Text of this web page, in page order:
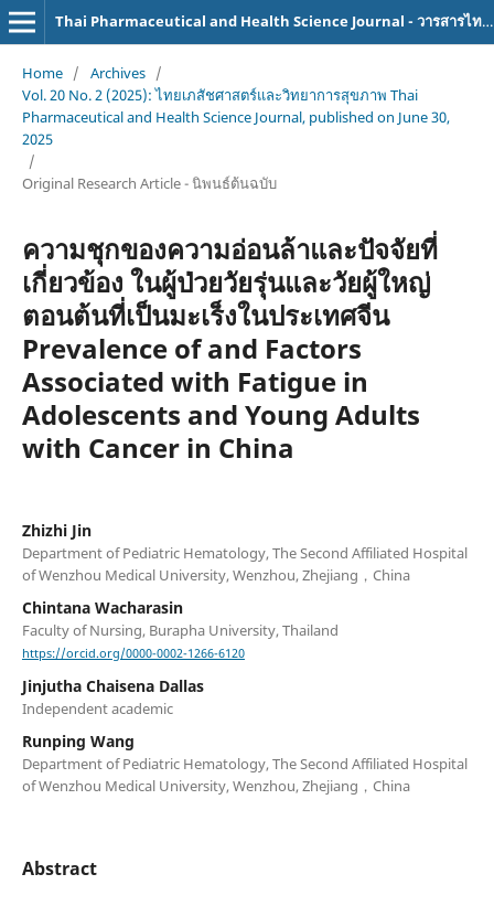
Thai Pharmaceutical and Health Science Journal - วารสารไทยเภสัชศาสตร์และวิทยาการสุขภาพ
Home / Archives /
Vol. 20 No. 2 (2025): ไทยเภสัชศาสตร์และวิทยาการสุขภาพ Thai
Pharmaceutical and Health Science Journal, published on June 30,
2025
/
Original Research Article - นิพนธ์ต้นฉบับ
ความชุกของความอ่อนล้าและปัจจัยที่
เกี่ยวข้อง ในผู้ป่วยวัยรุ่นและวัยผู้ใหญ่
ตอนต้นที่เป็นมะเร็งในประเทศจีน
Prevalence of and Factors
Associated with Fatigue in
Adolescents and Young Adults
with Cancer in China
Zhizhi Jin
Department of Pediatric Hematology, The Second Affiliated Hospital
of Wenzhou Medical University, Wenzhou, Zhejiang，China
Chintana Wacharasin
Faculty of Nursing, Burapha University, Thailand
https://orcid.org/0000-0002-1266-6120
Jinjutha Chaisena Dallas
Independent academic
Runping Wang
Department of Pediatric Hematology, The Second Affiliated Hospital
of Wenzhou Medical University, Wenzhou, Zhejiang，China
Abstract